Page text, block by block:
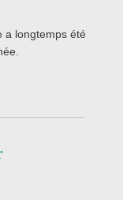
a longtemps été